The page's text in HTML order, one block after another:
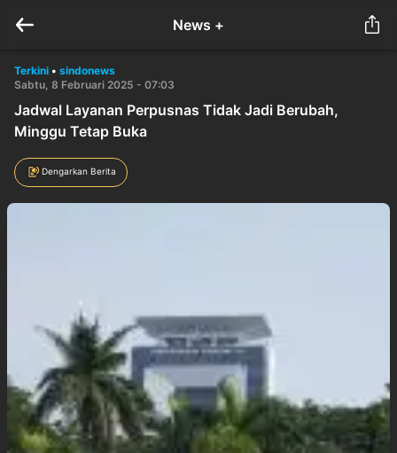
News +
Terkini • sindonews
Sabtu, 8 Februari 2025 - 07:03
Jadwal Layanan Perpusnas Tidak Jadi Berubah,
Minggu Tetap Buka
Dengarkan Berita